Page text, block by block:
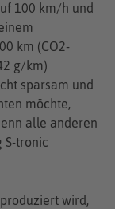
100 km/h und
km (CO2-
g/km)
sparsam und
möchte,
alle anderen
S-tronic
wird,